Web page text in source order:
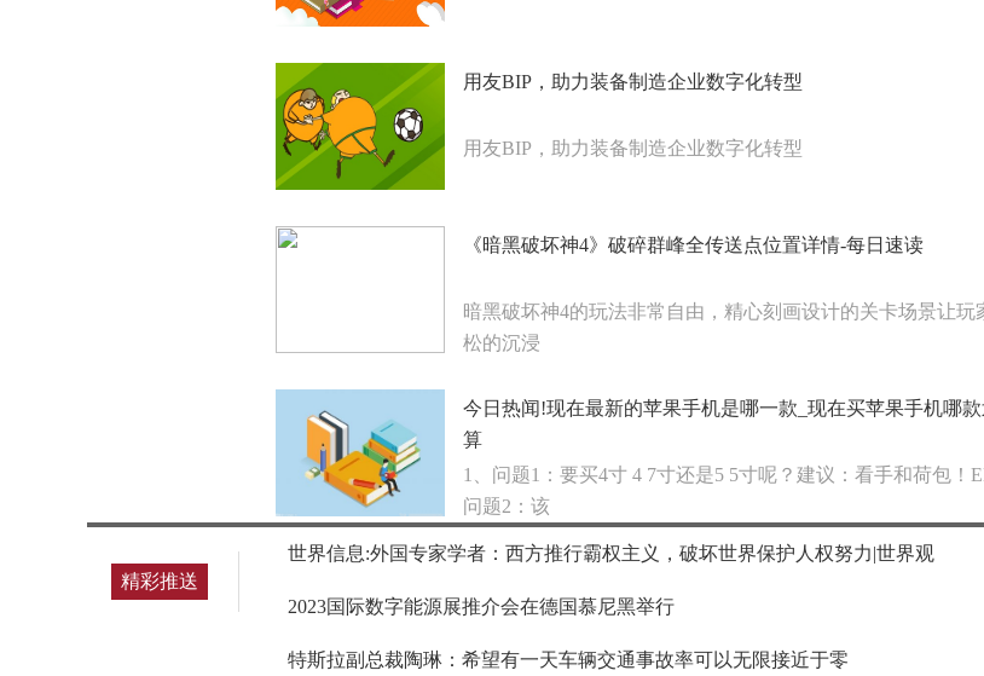
用友BIP，助力装备制造企业数字化转型
用友BIP，助力装备制造企业数字化转型
《暗黑破坏神4》破碎群峰全传送点位置详情-每日速读
暗黑破坏神4的玩法非常自由，精心刻画设计的关卡场景让玩
松的沉浸
今日热闻!现在最新的苹果手机是哪一款_现在买苹果手机哪款
算
1、问题1：要买4寸 4 7寸还是5 5寸呢？建议：看手和荷包！
问题2：该
精彩推送
世界信息:外国专家学者：西方推行霸权主义，破坏世界保护人权努力|世界观
2023国际数字能源展推介会在德国慕尼黑举行
特斯拉副总裁陶琳：希望有一天车辆交通事故率可以无限接近于零